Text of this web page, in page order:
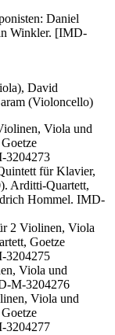
Daniel
Winkler. [IMD-
David
(Violoncello)
Viola und
3204273
für Klavier,
Arditti-Quartett,
Hommel. IMD-
2 Violinen, Viola
Goetze
3204275
Viola und
M-3204276
Viola und
3204277